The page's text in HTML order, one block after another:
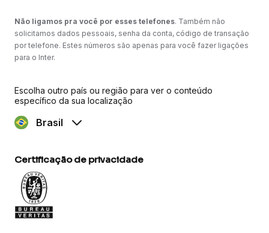
Não ligamos pra você por esses telefones. Também não
solicitamos dados pessoais, senha da conta, código de transação
por telefone. Estes números são apenas para você fazer ligações
para o Inter.
Escolha outro país ou região para ver o conteúdo
específico da sua localização
Brasil
Certificação de privacidade